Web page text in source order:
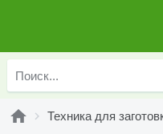
Техника для